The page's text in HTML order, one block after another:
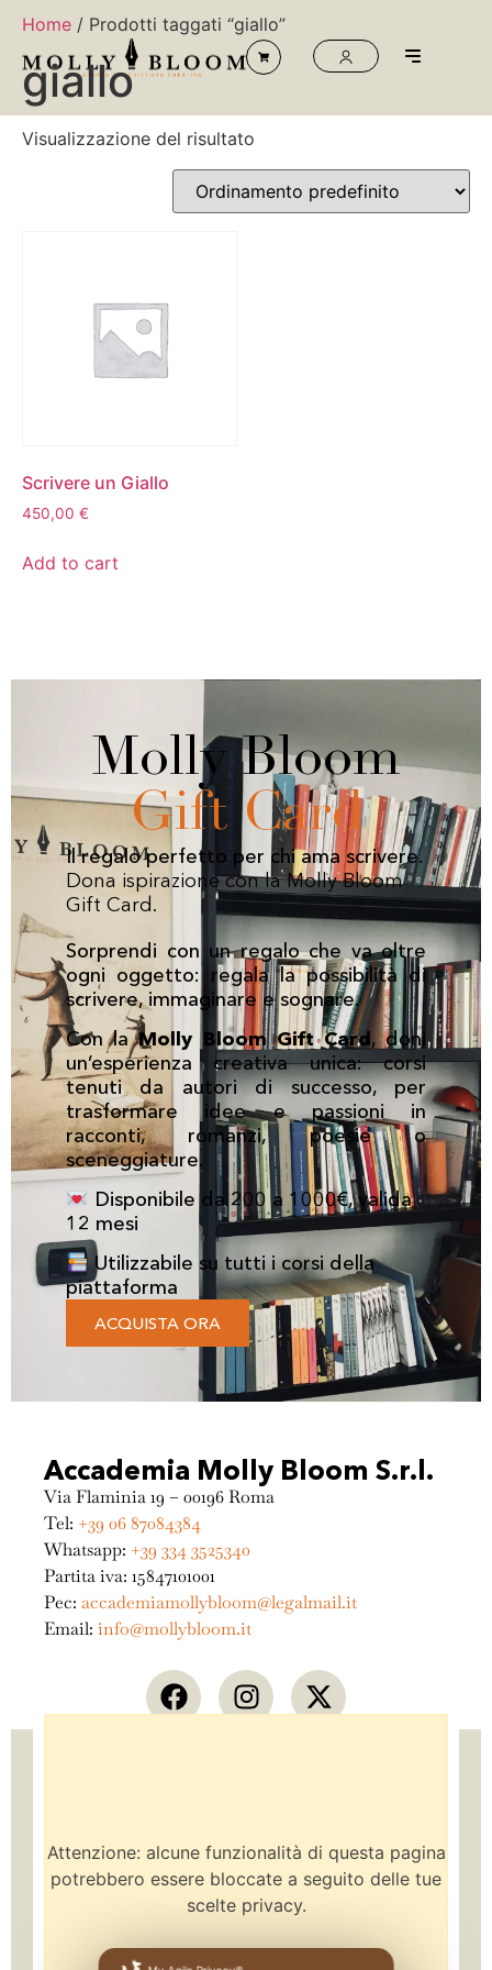
Home / Prodotti taggati “giallo”
giallo
Visualizzazione del risultato
Scrivere un Giallo
450,00 €
Add to cart
Molly Bloom
Gift Card
Il regalo perfetto per chi ama scrivere.
Dona ispirazione con la Molly Bloom
Gift Card.
Sorprendi con un regalo che va oltre
ogni oggetto: regala la possibilità di
scrivere, immaginare e sognare.
Con laMolly Bloom Gift Card, doni
un’esperienza creativa unica: corsi
tenuti da autori di successo, per
trasformare idee e passioni in
racconti, romanzi, poesie o
sceneggiature.
Disponibile da 200 a 1000€, valida
12 mesi
Utilizzabile su tutti i corsi della
piattaforma
ACQUISTA ORA
Accademia Molly Bloom S.r.l.
Via Flaminia 19 – 00196 Roma
Tel: +39 06 87084384
Whatsapp: +39 334 3525340
Partita iva: 15847101001
Pec: accademiamollybloom@legalmail.it
Email: info@mollybloom.it
Attenzione: alcune funzionalità di questa pagina
potrebbero essere bloccate a seguito delle tue
scelte privacy.